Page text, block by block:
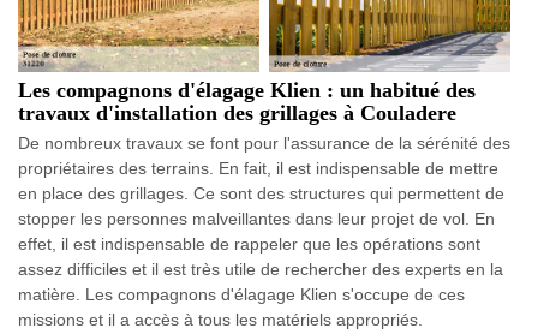
Les compagnons d'élagage Klien : un habitué des
travaux d'installation des grillages à Couladere
De nombreux travaux se font pour l'assurance de la sérénité des
propriétaires des terrains. En fait, il est indispensable de mettre
en place des grillages. Ce sont des structures qui permettent de
stopper les personnes malveillantes dans leur projet de vol. En
effet, il est indispensable de rappeler que les opérations sont
assez difficiles et il est très utile de rechercher des experts en la
matière. Les compagnons d'élagage Klien s'occupe de ces
missions et il a accès à tous les matériels appropriés.